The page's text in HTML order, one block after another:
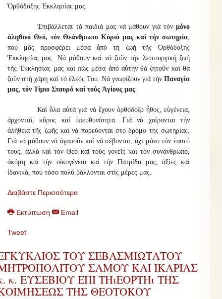
Ὀρθόδοξης Ἐκκλησίας μας.
Ἐπιβάλλεται τά παιδιά μας νά μάθουν γιά τόν μόνο
ἀληθινό Θεό, τόν Θεάνθρωπο Κύριό μας καί τήν σωτηρία,
πού μᾶς προσφέρει μέσα ἀπό τή ζωή τῆς Ὀρθόδοξης
Ἐκκλησίας μας. Νά μάθουν καί νά ζοῦν τήν λειτουργική ζωή
τῆς Ἐκκλησίας μας καί πώς μέσα ἀπό αὐτήν θά ζητοῦν καί θά
ζοῦν στή χάρη καί τό ἔλεός Του. Νά γνωρίζουν γιά τήν Παναγία
μας, τόν Τίμιο Σταυρό καί τούς Ἁγίους μας.
Καί ὅλα αὐτά γιά νά ἔχουν ὀρθόδοξο ἦθος, εὐγένεια,
ἀρχοντιά, κῦρος καί ὑπευθυνότητα. Γιά νά χαίρονται τήν
ἀλήθεια τῆς ζωῆς καί νά πορεύονται στο δρόμο της σωτηρίας.
Γιά νά μάθουν νά ἀγαποῦν καί νά σέβονται, ὄχι μόνο τόν ἑαυτό
τους, ἀλλά καί τόν Θεό καί τούς γονεῖς καί τόν συνάνθρωπο,
ἀκόμη καί τήν οἰκογένεια καί τήν Πατρίδα μας, ἀξίες καί
ἰδανικά, πού τόσο πολύ βάλλονται στίς μέρες μας.
Διαβάστε Περισσότερα
Εκτύπωση Email
Tweet
ΤΟΥ ΣΕΒΑΣΜΙΩΤΑΤΟΥ
ΣΑΜΟΥ ΚΑΙ ΙΚΑΡΙΑΣ
κ. ΕΥΣΕΒΙΟΥ ΕΠΙ ΤΗιΕΟΡΤΗι ΤΗΣ
ΤΗΣ ΘΕΟΤΟΚΟΥ